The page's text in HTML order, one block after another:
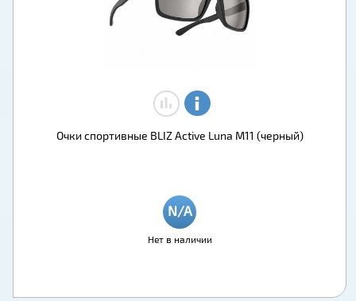
Очки спортивные BLIZ Active Luna M11 (черный)
Нет в наличии